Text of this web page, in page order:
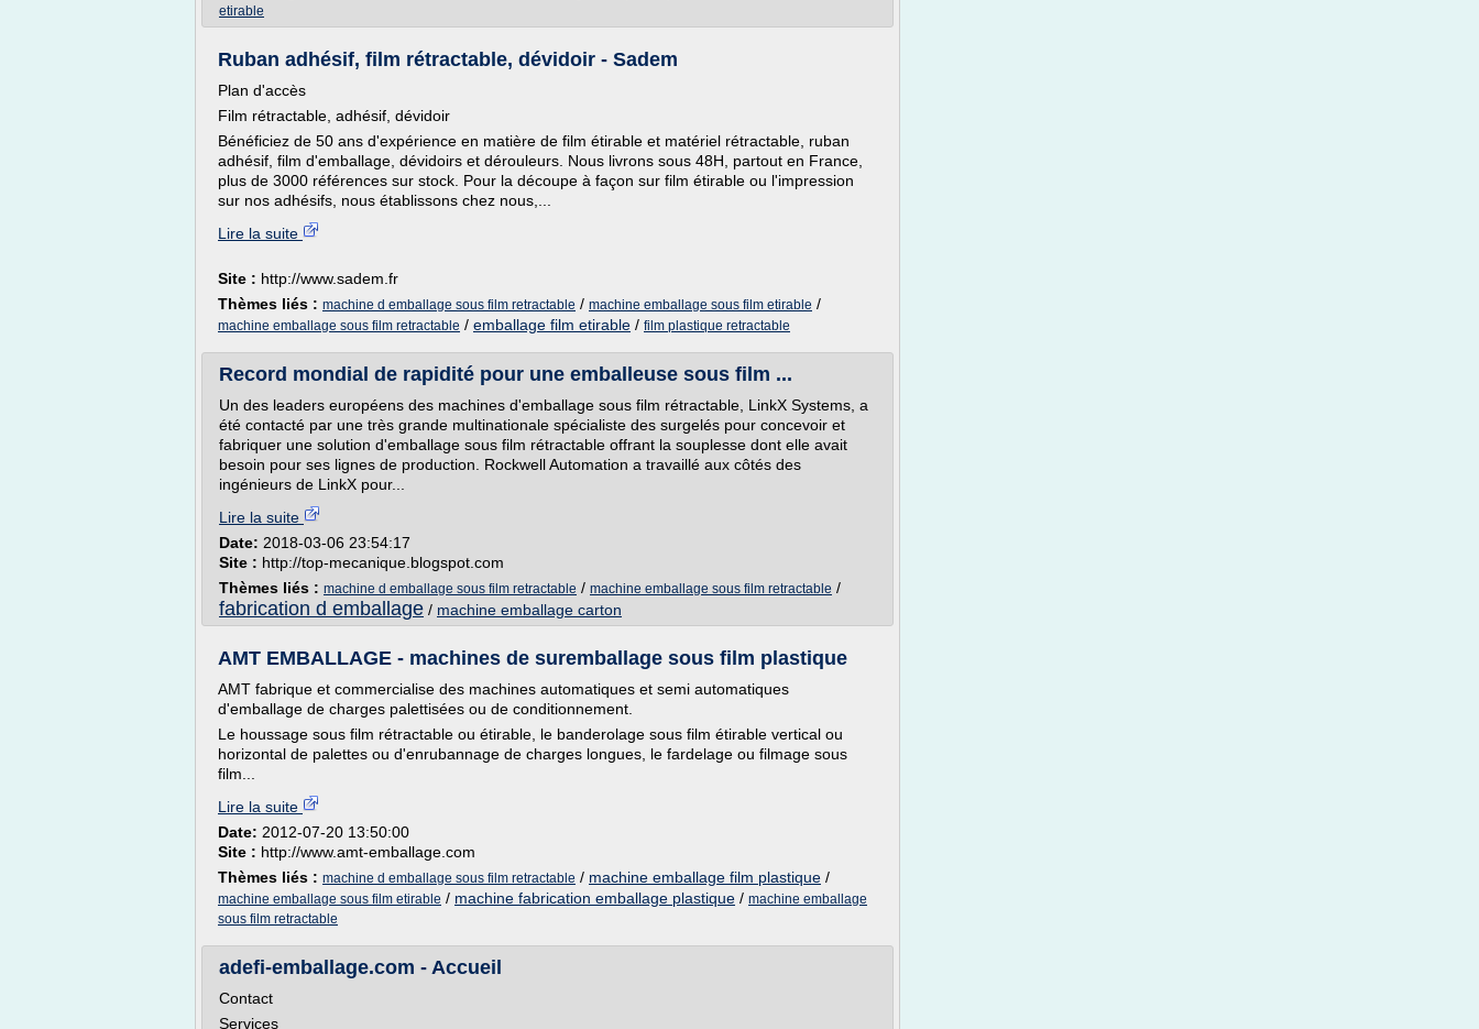
etirable
Ruban adhésif, film rétractable, dévidoir - Sadem
Plan d'accès
Film rétractable, adhésif, dévidoir
Bénéficiez de 50 ans d'expérience en matière de film étirable et matériel rétractable, ruban
adhésif, film d'emballage, dévidoirs et dérouleurs. Nous livrons sous 48H, partout en France,
plus de 3000 références sur stock. Pour la découpe à façon sur film étirable ou l'impression
sur nos adhésifs, nous établissons chez nous,...
Lire la suite
Site : http://www.sadem.fr
Thèmes liés : machine d emballage sous film retractable / machine emballage sous film etirable /
machine emballage sous film retractable / emballage film etirable / film plastique retractable
Record mondial de rapidité pour une emballeuse sous film ...
Un des leaders européens des machines d'emballage sous film rétractable, LinkX Systems, a
été contacté par une très grande multinationale spécialiste des surgelés pour concevoir et
fabriquer une solution d'emballage sous film rétractable offrant la souplesse dont elle avait
besoin pour ses lignes de production. Rockwell Automation a travaillé aux côtés des
ingénieurs de LinkX pour...
Lire la suite
Date: 2018-03-06 23:54:17
Site : http://top-mecanique.blogspot.com
Thèmes liés : machine d emballage sous film retractable / machine emballage sous film retractable /
fabrication d emballage / machine emballage carton
AMT EMBALLAGE - machines de suremballage sous film plastique
AMT fabrique et commercialise des machines automatiques et semi automatiques
d'emballage de charges palettisées ou de conditionnement.
Le houssage sous film rétractable ou étirable, le banderolage sous film étirable vertical ou
horizontal de palettes ou d'enrubannage de charges longues, le fardelage ou filmage sous
film...
Lire la suite
Date: 2012-07-20 13:50:00
Site : http://www.amt-emballage.com
Thèmes liés : machine d emballage sous film retractable / machine emballage film plastique /
machine emballage sous film etirable / machine fabrication emballage plastique / machine emballage
sous film retractable
adefi-emballage.com - Accueil
Contact
Services